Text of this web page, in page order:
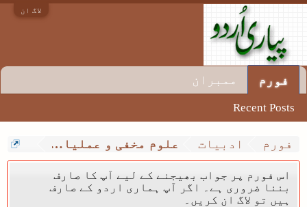
لاگ ان
فورم ادبیات علوم مخفی و عملیات وظائف
اس فورم پر جواب بھیجنے کے لیے آپ کا صارف
بننا ضروری ہے۔ اگر آپ ہماری اردو کے صارف
ہیں تو لاگ ان کریں۔
فورم
Recent Posts
ممبران